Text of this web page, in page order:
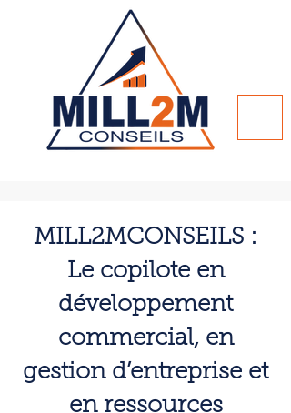
MILL2MCONSEILS :
Le copilote en
développement
commercial, en
gestion d’entreprise et
en ressources